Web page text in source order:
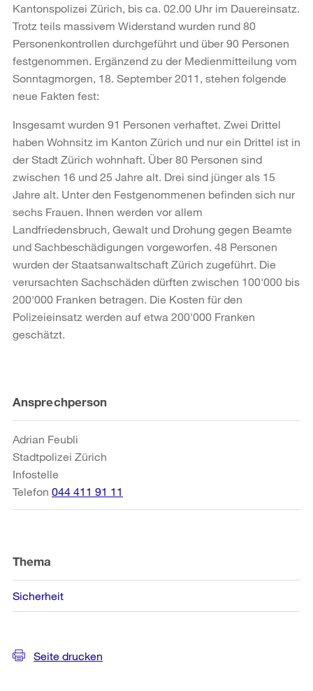
Kantonspolizei Zürich, bis ca. 02.00 Uhr im Dauereinsatz.
Trotz teils massivem Widerstand wurden rund 80
Personenkontrollen durchgeführt und über 90 Personen
festgenommen. Ergänzend zu der Medienmitteilung vom
Sonntagmorgen, 18. September 2011, stehen folgende
neue Fakten fest:
Insgesamt wurden 91 Personen verhaftet. Zwei Drittel
haben Wohnsitz im Kanton Zürich und nur ein Drittel ist in
der Stadt Zürich wohnhaft. Über 80 Personen sind
zwischen 16 und 25 Jahre alt. Drei sind jünger als 15
Jahre alt. Unter den Festgenommenen befinden sich nur
sechs Frauen. Ihnen werden vor allem
Landfriedensbruch, Gewalt und Drohung gegen Beamte
und Sachbeschädigungen vorgeworfen. 48 Personen
wurden der Staatsanwaltschaft Zürich zugeführt. Die
verursachten Sachschäden dürften zwischen 100'000 bis
200'000 Franken betragen. Die Kosten für den
Polizeieinsatz werden auf etwa 200'000 Franken
geschätzt.
Weitere
Informationen
Ansprechperson
Adrian Feubli
Stadtpolizei Zürich
Infostelle
Telefon 044 411 91 11
Thema
Sicherheit
Seite drucken